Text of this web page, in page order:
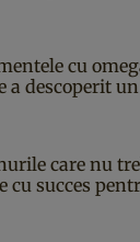
cu
a descoperit
care nu
cu succes